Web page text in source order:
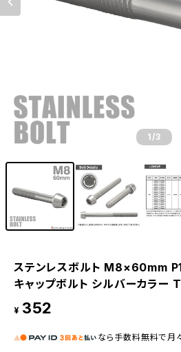
1 /3
ステンレスボルト M8×60mm
キャップボルト シルバーカラー
¥ 352
なら 手数料無料で 月